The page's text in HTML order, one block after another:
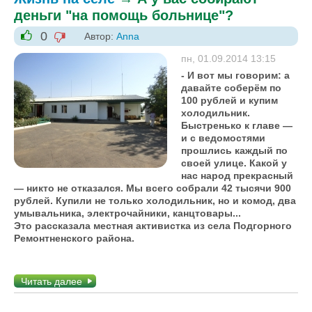
деньги "на помощь больнице"?
+1
0
-1
Автор: Anna
пн, 01.09.2014 13:15
- И вот мы говорим: а
давайте соберём по
100 рублей и купим
холодильник.
Быстренько к главе —
и с ведомостями
прошлись каждый по
своей улице. Какой у
нас народ прекрасный
— никто не отказался. Мы всего собрали 42 тысячи 900
рублей. Купили не только холодильник, но и комод, два
умывальника, электрочайники, канцтовары...
Это рассказала местная активистка из села Подгорного
Ремонтненского района.
Читать далее